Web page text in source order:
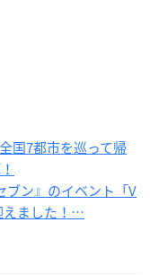
国7都市を巡って帰
ブン』のイベント「V
えました！…